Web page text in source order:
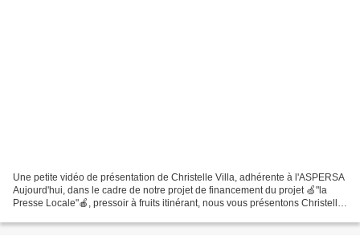
Une petite vidéo de présentation de Christelle Villa, adhérente à l'ASPERSA
Aujourd'hui, dans le cadre de notre projet de financement du projet 🍏"la
Presse Locale"🍎, pressoir à fruits itinérant, nous vous présentons Christelle